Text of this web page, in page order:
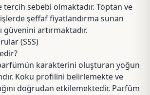
sebebi olmaktadır. Toptan ve
şeffaf fiyatlandırma sunan
güvenini artırmaktadır.
(SSS)
karakterini oluşturan yoğun
Koku profilini belirlemekte ve
doğrudan etkilemektedir. Parfüm